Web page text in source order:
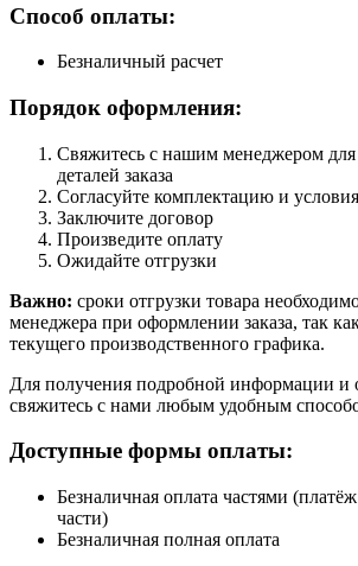
Способ оплаты:
Безналичный расчет
Порядок оформления:
Свяжитесь с нашим менеджером
деталей заказа
Согласуйте комплектацию и
Заключите договор
Произведите оплату
Ожидайте отгрузки
Важно: сроки отгрузки товара
менеджера при оформлении заказа, так
текущего производственного графика.
Для получения подробной информации и
свяжитесь с нами любым удобным
Доступные формы оплаты:
Безналичная оплата частями
части)
Безналичная полная оплата